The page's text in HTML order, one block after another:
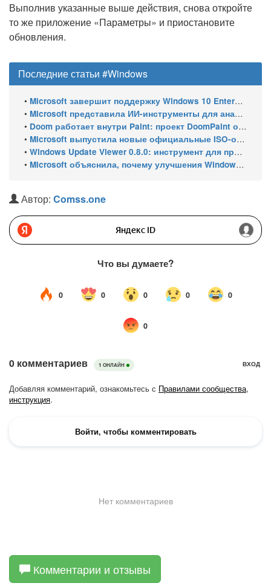
Выполнив указанные выше действия, снова откройте
то же приложение «Параметры» и приостановите
обновления.
Последние статьи #Windows
• Microsoft завершит поддержку Windows 10 Enterprise LTSC 2021 в январе 2027 года. ESU продлят обновления до января 2030 года
• Microsoft представила ИИ-инструменты для анализа производительности Windows: ETW MCP и WPA MCP
• Doom работает внутри Paint: проект DoomPaint от технического директора Microsoft Azure
• Microsoft выпустила новые официальные ISO-образы Windows 11 для инсайдеров
• Windows Update Viewer 0.8.0: инструмент для просмотра истории обновлений Windows 11 и Windows 10 получил улучшения
• Microsoft объяснила, почему улучшения Windows 11 выходят так медленно
Автор: Comss.one
Комментарии и отзывы